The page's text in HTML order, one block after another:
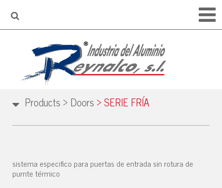
Products > Doors>SERIE FRÍA
sistema especifico para puertas de entrada sin rotura de
purnte térmico